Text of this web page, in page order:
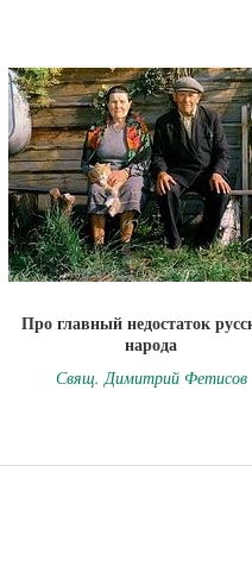
Про главный недостаток
народа
Свящ. Димитрий Фетисов